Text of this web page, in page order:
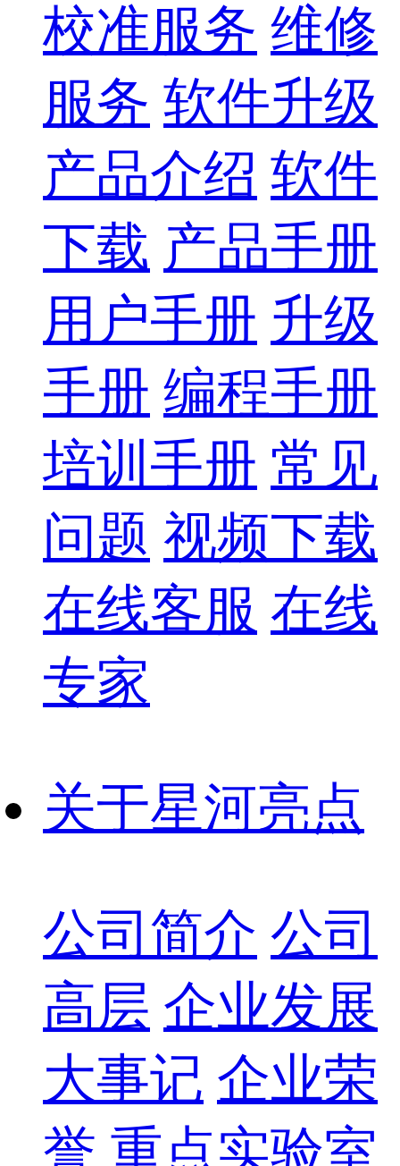
校准服务 维修
服务 软件升级
产品介绍 软件
下载 产品手册
用户手册 升级
手册 编程手册
培训手册 常见
问题 视频下载
在线客服 在线
专家
关于星河亮点
公司简介 公司
高层 企业发展
大事记 企业荣
誉 重点实验室